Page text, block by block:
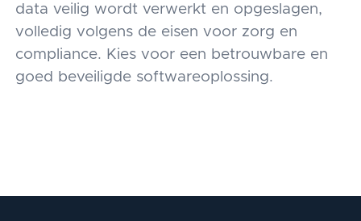
data veilig wordt verwerkt en opgeslagen,
volledig volgens de eisen voor zorg en
compliance. Kies voor een betrouwbare en
goed beveiligde softwareoplossing.